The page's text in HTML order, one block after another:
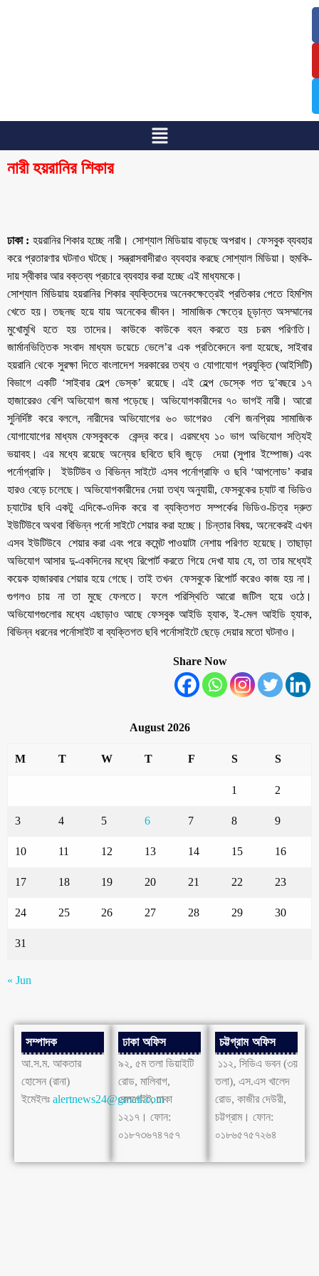
নারী হয়রানির শিকার
ঢাকা : হয়রানির শিকার হচ্ছে নারী। সোশ্যাল মিডিয়ায় বাড়ছে অপরাধ। ফেসবুক ব্যবহার
করে প্রতারণার ঘটনাও ঘটছে। সন্ত্রাসবাদীরাও ব্যবহার করছে সোশ্যাল মিডিয়া। হুমকি-
দায় স্বীকার আর বক্তব্য প্রচারে ব্যবহার করা হচ্ছে এই মাধ্যমকে।
সোশ্যাল মিডিয়ায় হয়রানির শিকার ব্যক্তিদের অনেকক্ষেত্রেই প্রতিকার পেতে হিমশিম
খেতে হয়। তছনছ হয়ে যায় অনেকের জীবন। সামাজিক ক্ষেত্রে চূড়ান্ত অসম্মানের
মুখোমুখি হতে হয় তাদের। কাউকে কাউকে বহন করতে হয় চরম পরিণতি।
জার্মানভিত্তিক সংবাদ মাধ্যম ডয়েচে ভেলে’র এক প্রতিবেদনে বলা হয়েছে, সাইবার
হয়রানি থেকে সুরক্ষা দিতে বাংলাদেশ সরকারের তথ্য ও যোগাযোগ প্রযুক্তি (আইসিটি)
বিভাগে একটি ‘সাইবার হেল্প ডেস্ক’ রয়েছে। এই হেল্প ডেস্কে গত দু’বছরে ১৭
হাজারেরও বেশি অভিযোগ জমা পড়েছে। অভিযোগকারীদের ৭০ ভাগই নারী। আরো
সুনির্দিষ্ট করে বললে, নারীদের অভিযোগের ৬০ ভাগেরও বেশি জনপ্রিয় সামাজিক
যোগাযোগের মাধ্যম ফেসবুককে কেন্দ্র করে। এরমধ্যে ১০ ভাগ অভিযোগ সত্যিই
ভয়াবহ। এর মধ্যে রয়েছে অন্যের ছবিতে ছবি জুড়ে দেয়া (সুপার ইম্পোজ) এবং
পর্নোগ্রাফি। ইউটিউব ও বিভিন্ন সাইটে এসব পর্নোগ্রাফি ও ছবি ‘আপলোড’ করার
হারও বেড়ে চলেছে। অভিযোগকারীদের দেয়া তথ্য অনুযায়ী, ফেসবুকের চ্যাট বা ভিডিও
চ্যাটের ছবি একটু এদিকে-ওদিক করে বা ব্যক্তিগত সম্পর্কের ভিডিও-চিত্র দ্রুত
ইউটিউবে অথবা বিভিন্ন পর্নো সাইটে শেয়ার করা হচ্ছে। চিন্তার বিষয়, অনেকেরই এখন
এসব ইউটিউবে শেয়ার করা এবং পরে কমেন্ট পাওয়াটা নেশায় পরিণত হয়েছে। তাছাড়া
অভিযোগ আসার দু-একদিনের মধ্যে রিপোর্ট করতে গিয়ে দেখা যায় যে, তা তার মধ্যেই
কয়েক হাজারবার শেয়ার হয়ে গেছে। তাই তখন ফেসবুকে রিপোর্ট করেও কাজ হয় না।
গুগলও চায় না তা মুছে ফেলতে। ফলে পরিস্থিতি আরো জটিল হয়ে ওঠে।
অভিযোগগুলোর মধ্যে এছাড়াও আছে ফেসবুক আইডি হ্যাক, ই-মেল আইডি হ্যাক,
বিভিন্ন ধরনের পর্নোসাইট বা ব্যক্তিগত ছবি পর্নোসাইটে ছেড়ে দেয়ার মতো ঘটনাও।
Share Now
August 2026
M T W T F S S
1 2
3 4 5 6 7 8 9
10 11 12 13 14 15 16
17 18 19 20 21 22 23
24 25 26 27 28 29 30
31
« Jun
সম্পাদক
আ.স.ম. আকতার
হোসেন (রানা)
ইমেইলঃ alertnews24@gmail.com
ঢাকা অফিস
৯২, ৫ম তলা ডিয়াইটি
রোড, মালিবাগ,
রেলগেইট, ঢাকা
১২১৭। ফোন:
০১৮৭৩৬৭৪৭৫৭
চট্টগ্রাম অফিস
১১২, সিডিএ ভবন (৩য়
তলা), এস.এস খালেদ
রোড, কাজীর দেউরী,
চট্টগ্রাম। ফোন:
০১৮৬৫৭৫৭২৬৪